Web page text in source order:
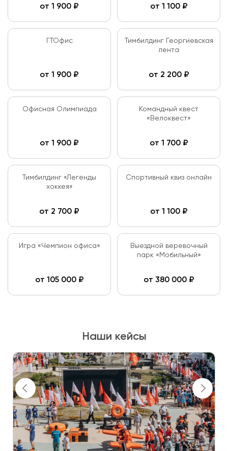
от 1 900 ₽ от 1 100₽
ГТОфис
от 1 900 ₽
Тимбилдинг Георгиевская
лента
от 2 200₽
Офисная Олимпиада
от 1 900 ₽
Командный квест
«Велоквест»
от 1 700₽
Тимбилдинг «Легенды
хоккея»
от 2 700 ₽
Спортивный квиз онлайн
от 1 100₽
Игра «Чемпион офиса»
от 105 000₽
Выездной веревочный
парк «Мобильный»
от 380 000₽
Наши кейсы